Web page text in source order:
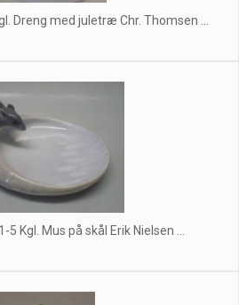
Dreng med juletræ Chr. Thomsen ...
5 Kgl. Mus på skål Erik Nielsen ...